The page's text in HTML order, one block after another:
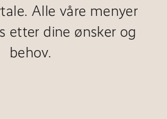
Alle våre menyer
etter dine ønsker og
behov.